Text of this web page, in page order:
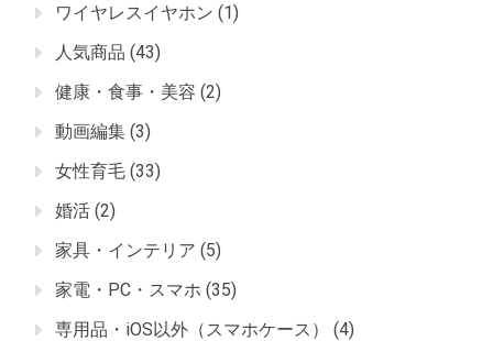
ワイヤレスイヤホン (1)
人気商品 (43)
健康・食事・美容 (2)
動画編集 (3)
女性育毛 (33)
婚活 (2)
家具・インテリア (5)
家電・PC・スマホ (35)
専用品・iOS以外（スマホケース）
(4)